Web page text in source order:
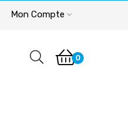
Mon Compte
0